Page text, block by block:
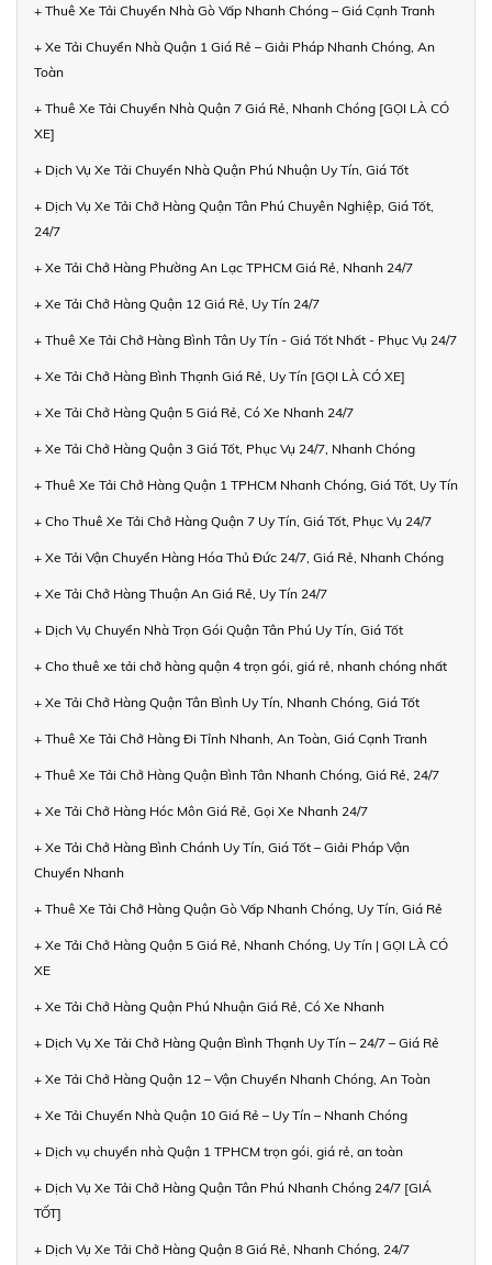
+ Thuê Xe Tải Chuyển Nhà Gò Vấp Nhanh Chóng – Giá Cạnh Tranh
+ Xe Tải Chuyển Nhà Quận 1 Giá Rẻ – Giải Pháp Nhanh Chóng, An
Toàn
+ Thuê Xe Tải Chuyển Nhà Quận 7 Giá Rẻ, Nhanh Chóng [GỌI LÀ CÓ
XE]
+ Dịch Vụ Xe Tải Chuyển Nhà Quận Phú Nhuận Uy Tín, Giá Tốt
+ Dịch Vụ Xe Tải Chở Hàng Quận Tân Phú Chuyên Nghiệp, Giá Tốt,
24/7
+ Xe Tải Chở Hàng Phường An Lạc TPHCM Giá Rẻ, Nhanh 24/7
+ Xe Tải Chở Hàng Quận 12 Giá Rẻ, Uy Tín 24/7
+ Thuê Xe Tải Chở Hàng Bình Tân Uy Tín - Giá Tốt Nhất - Phục Vụ 24/7
+ Xe Tải Chở Hàng Bình Thạnh Giá Rẻ, Uy Tín [GỌI LÀ CÓ XE]
+ Xe Tải Chở Hàng Quận 5 Giá Rẻ, Có Xe Nhanh 24/7
+ Xe Tải Chở Hàng Quận 3 Giá Tốt, Phục Vụ 24/7, Nhanh Chóng
+ Thuê Xe Tải Chở Hàng Quận 1 TPHCM Nhanh Chóng, Giá Tốt, Uy Tín
+ Cho Thuê Xe Tải Chở Hàng Quận 7 Uy Tín, Giá Tốt, Phục Vụ 24/7
+ Xe Tải Vận Chuyển Hàng Hóa Thủ Đức 24/7, Giá Rẻ, Nhanh Chóng
+ Xe Tải Chở Hàng Thuận An Giá Rẻ, Uy Tín 24/7
+ Dịch Vụ Chuyển Nhà Trọn Gói Quận Tân Phú Uy Tín, Giá Tốt
+ Cho thuê xe tải chở hàng quận 4 trọn gói, giá rẻ, nhanh chóng nhất
+ Xe Tải Chở Hàng Quận Tân Bình Uy Tín, Nhanh Chóng, Giá Tốt
+ Thuê Xe Tải Chở Hàng Đi Tỉnh Nhanh, An Toàn, Giá Cạnh Tranh
+ Thuê Xe Tải Chở Hàng Quận Bình Tân Nhanh Chóng, Giá Rẻ, 24/7
+ Xe Tải Chở Hàng Hóc Môn Giá Rẻ, Gọi Xe Nhanh 24/7
+ Xe Tải Chở Hàng Bình Chánh Uy Tín, Giá Tốt – Giải Pháp Vận
Chuyển Nhanh
+ Thuê Xe Tải Chở Hàng Quận Gò Vấp Nhanh Chóng, Uy Tín, Giá Rẻ
+ Xe Tải Chở Hàng Quận 5 Giá Rẻ, Nhanh Chóng, Uy Tín | GỌI LÀ CÓ
XE
+ Xe Tải Chở Hàng Quận Phú Nhuận Giá Rẻ, Có Xe Nhanh
+ Dịch Vụ Xe Tải Chở Hàng Quận Bình Thạnh Uy Tín – 24/7 – Giá Rẻ
+ Xe Tải Chở Hàng Quận 12 – Vận Chuyển Nhanh Chóng, An Toàn
+ Xe Tải Chuyển Nhà Quận 10 Giá Rẻ – Uy Tín – Nhanh Chóng
+ Dịch vụ chuyển nhà Quận 1 TPHCM trọn gói, giá rẻ, an toàn
+ Dịch Vụ Xe Tải Chở Hàng Quận Tân Phú Nhanh Chóng 24/7 [GIÁ
TỐT]
+ Dịch Vụ Xe Tải Chở Hàng Quận 8 Giá Rẻ, Nhanh Chóng, 24/7